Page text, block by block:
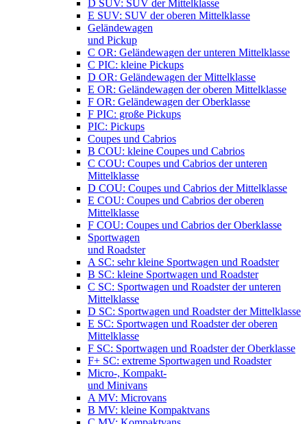
D SUV: SUV der Mittelklasse
E SUV: SUV der oberen Mittelklasse
Geländewagen
und Pickup
C OR: Geländewagen der unteren Mittelklasse
C PIC: kleine Pickups
D OR: Geländewagen der Mittelklasse
E OR: Geländewagen der oberen Mittelklasse
F OR: Geländewagen der Oberklasse
F PIC: große Pickups
PIC: Pickups
Coupes und Cabrios
B COU: kleine Coupes und Cabrios
C COU: Coupes und Cabrios der unteren
Mittelklasse
D COU: Coupes und Cabrios der Mittelklasse
E COU: Coupes und Cabrios der oberen
Mittelklasse
F COU: Coupes und Cabrios der Oberklasse
Sportwagen
und Roadster
A SC: sehr kleine Sportwagen und Roadster
B SC: kleine Sportwagen und Roadster
C SC: Sportwagen und Roadster der unteren
Mittelklasse
D SC: Sportwagen und Roadster der Mittelklasse
E SC: Sportwagen und Roadster der oberen
Mittelklasse
F SC: Sportwagen und Roadster der Oberklasse
F+ SC: extreme Sportwagen und Roadster
Micro-, Kompakt-
und Minivans
A MV: Microvans
B MV: kleine Kompaktvans